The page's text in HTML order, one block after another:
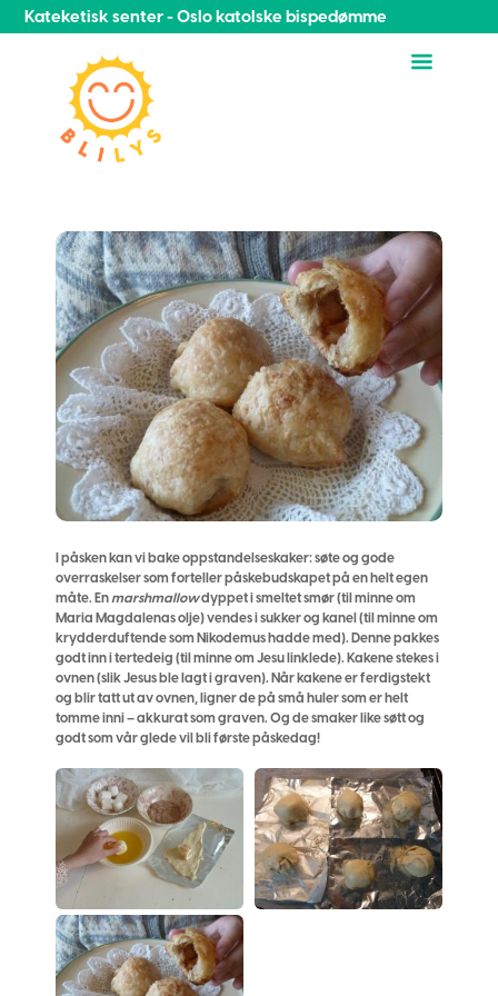
Kateketisk senter - Oslo katolske bispedømme
I påsken kan vi bake oppstandelseskaker: søte og gode
overraskelser som forteller påskebudskapet på en helt egen
måte. Enmarshmallowdyppet i smeltet smør (til minne om
Maria Magdalenas olje) vendes i sukker og kanel (til minne om
krydderduftende som Nikodemus hadde med). Denne pakkes
godt inn i tertedeig (til minne om Jesu linklede). Kakene stekes i
ovnen (slik Jesus ble lagt i graven). Når kakene er ferdigstekt
og blir tatt ut av ovnen, ligner de på små huler som er helt
tomme inni – akkurat som graven. Og de smaker like søtt og
godt som vår glede vil bli første påskedag!